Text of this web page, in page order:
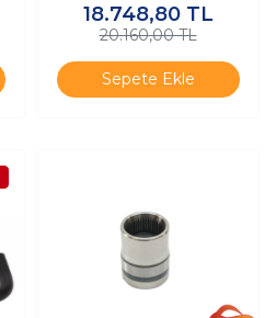
18.748,80 TL
20.160,00 TL
Sepete Ekle